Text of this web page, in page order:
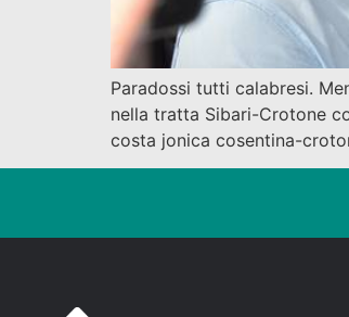
Paradossi tutti calabresi.
nella tratta Sibari-Crotone
costa jonica cosentina-